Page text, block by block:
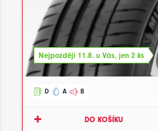
Nejpozději 11.8. u Vás, jen 2 ks
D A B
DO KOŠÍKU